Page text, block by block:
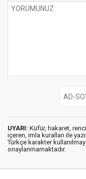
UYARI: Küfür, hakaret,
içeren, imla kuralları ile
Türkçe karakter
onaylanmamaktadır.